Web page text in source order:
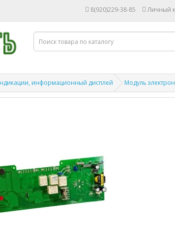
8(920)229-38-85 Личный
информационный дисплей Модуль